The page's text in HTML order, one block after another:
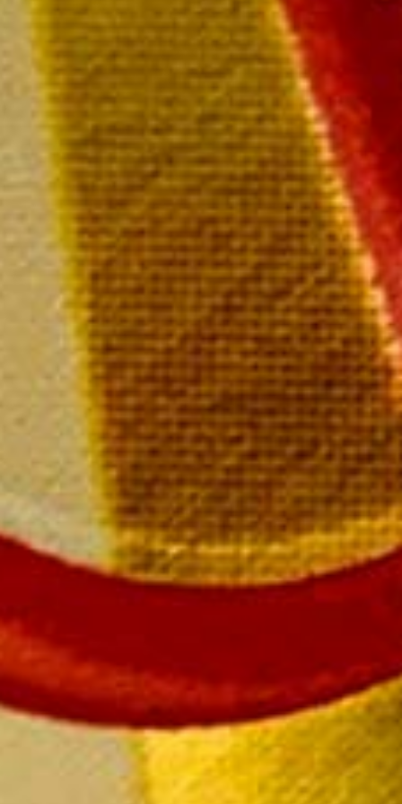
Paiement rapide et sécurisé
Livraison sous 72 heures
Livraison offerte à partir de
249 € TTC de commande
Champagne MAILLY Grand Cru
28 rue de la Libération – 51500 Mailly Champagne
Tél : 03 26 49 41 10
Nous contacter par email